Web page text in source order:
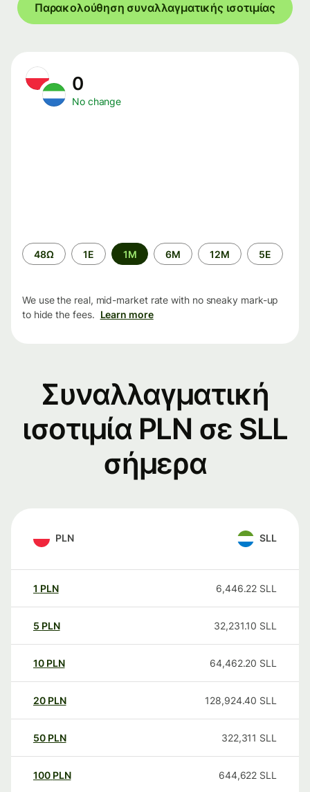
Παρακολούθηση συναλλαγματικής ισοτιμίας
0
No change
Time
period
48Ω 1Ε 1M 6M 12M 5Ε
We use the real, mid-market rate with no sneaky mark-up
to hide the fees. Learn more
Συναλλαγματική
ισοτιμία PLN σε SLL
σήμερα
PLN SLL
1 PLN 6,446.22 SLL
5 PLN 32,231.10 SLL
10 PLN 64,462.20 SLL
20 PLN 128,924.40 SLL
50 PLN 322,311 SLL
100 PLN 644,622 SLL